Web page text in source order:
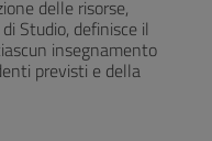
delle risorse,
Studio, definisce il
insegnamento
previsti e della